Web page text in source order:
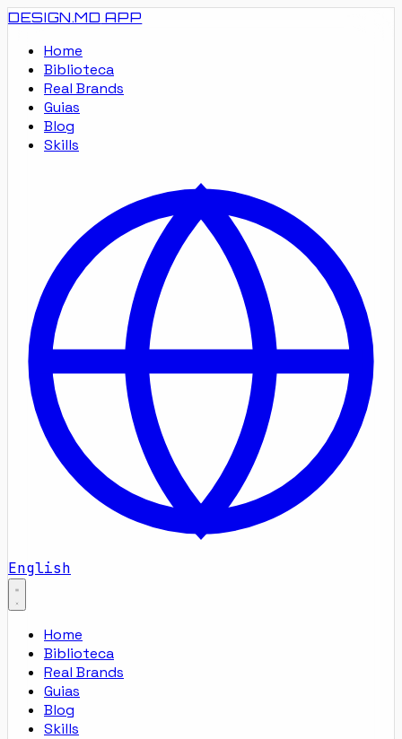
DESIGN.MD APP
Home
Biblioteca
Real Brands
Guias
Blog
Skills
English
Home
Biblioteca
Real Brands
Guias
Blog
Skills